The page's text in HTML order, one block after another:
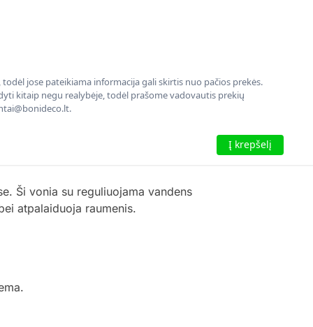
jose pateikiama informacija gali skirtis nuo pačios prekės.
kitaip negu realybėje, todėl prašome vadovautis prekių
Į krepšelį
Ši vonia su reguliuojama vandens
atpalaiduoja raumenis.